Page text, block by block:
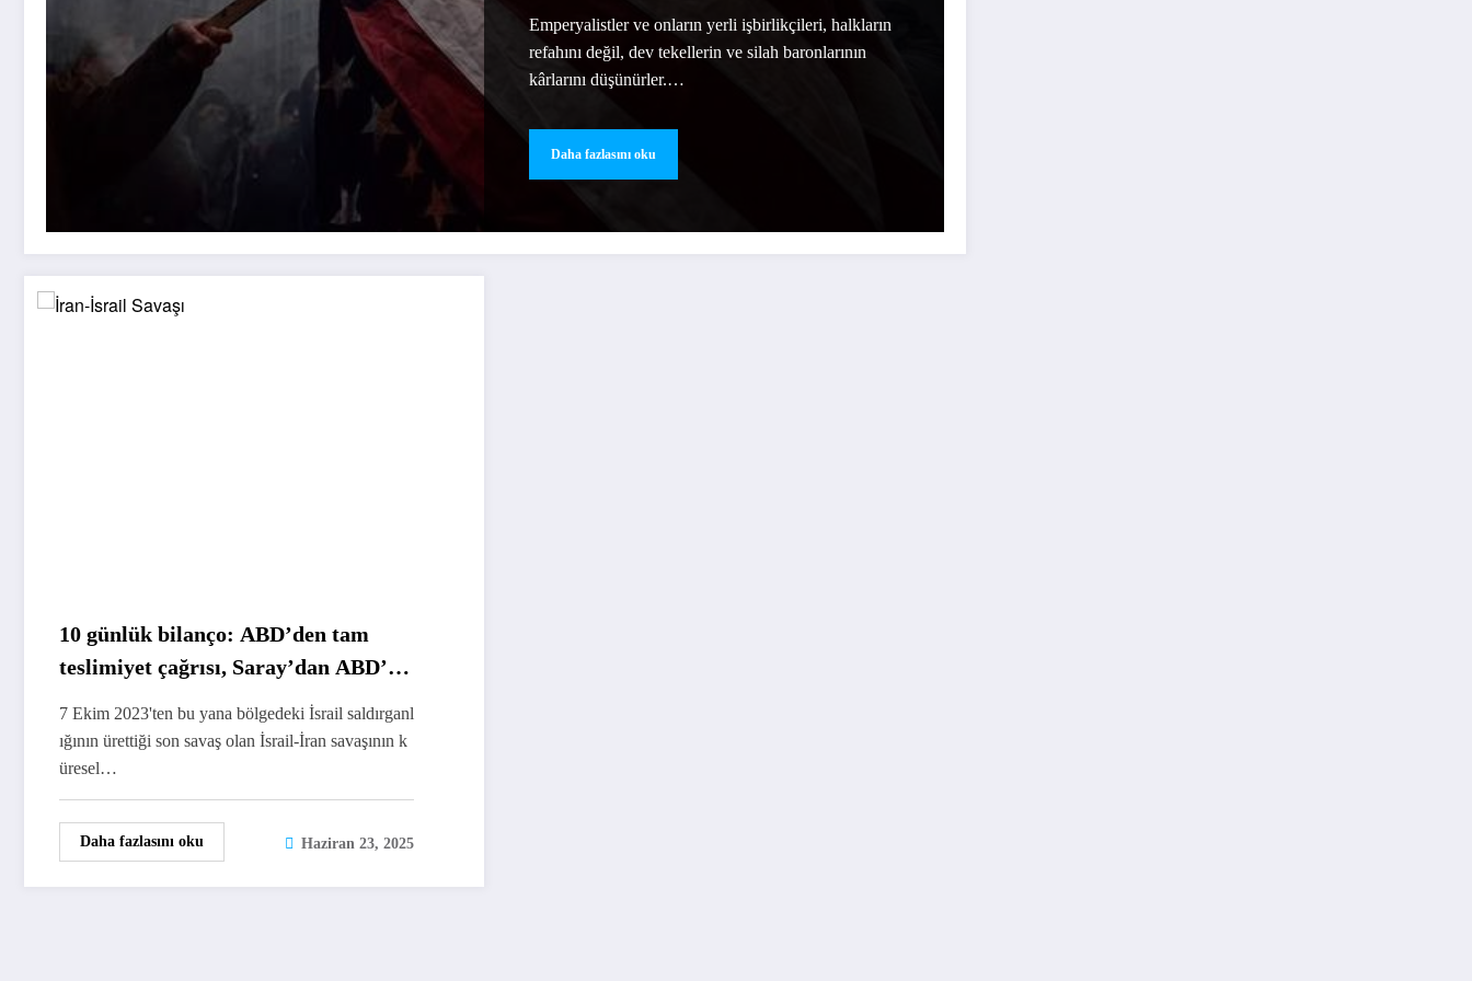
Emperyalistler ve onların yerli işbirlikçileri, halkların
refahını değil, dev tekellerin ve silah baronlarının
kârlarını düşünürler.…
Daha fazlasını oku
10 günlük bilanço: ABD’den tam
teslimiyet çağrısı, Saray’dan ABD’ye
7 Ekim 2023'ten bu yana bölgedeki İsrail saldırganl
ığının ürettiği son savaş olan İsrail-İran savaşının k
üresel…
Daha fazlasını oku Haziran 23, 2025